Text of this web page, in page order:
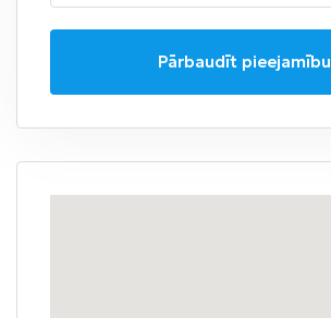
Pārbaudīt pieejamību